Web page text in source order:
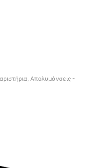
Απολυμάνσεις -